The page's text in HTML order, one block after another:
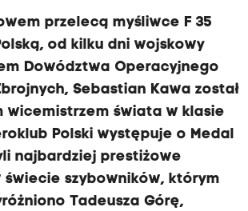
przelecą myśliwce F 35
od kilku dni wojskowy
Dowództwa Operacyjnego
Sebastian Kawa został
wicemistrzem świata w klasie
Polski występuje o Medal
najbardziej prestiżowe
świecie szybowników, którym
Tadeusza Górę,